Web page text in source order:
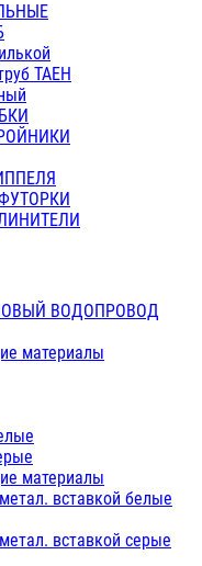
ТАЕН
ВОДОПРОВОД
материалы
материалы
вставкой белые
вставкой серые